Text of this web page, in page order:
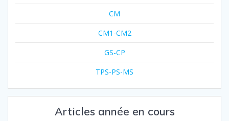
CM
CM1-CM2
GS-CP
TPS-PS-MS
Articles année en cours